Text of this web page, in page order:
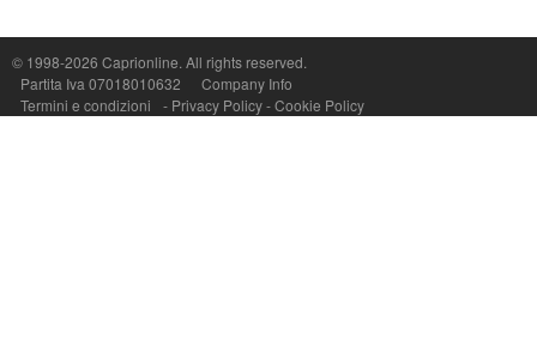
© 1998-2026 Caprionline. All rights reserved.
Partita Iva 07018010632
Company Info
Termini e condizioni
- Privacy Policy-Cookie Policy
Capri On Line Srl, Via Le Botteghe 10a - 80073 CAPRI (NA) Italy
P.Iva, C.F. e n.Reg.Imprese Napoli: 07018010632 - Rea n.557643